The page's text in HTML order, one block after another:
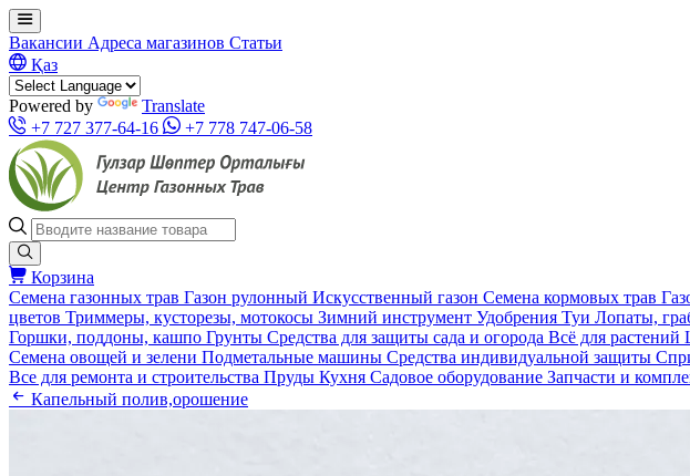
Вакансии Адреса магазинов Статьи
Қаз
Powered by
Translate
+7 727 377-64-16
+7 778 747-06-58
Корзина
Семена газонных трав Газон рулонный Искусственный газон Семена кормовых трав
цветов Триммеры, кусторезы, мотокосы Зимний инструмент Удобрения Туи Лопаты,
Горшки, поддоны, кашпо Грунты Средства для защиты сада и огорода Всё для растений
Семена овощей и зелени Подметальные машины Средства индивидуальной защиты
Все для ремонта и строительства Пруды Кухня Садовое оборудование Запчасти и
Капельный полив,орошение